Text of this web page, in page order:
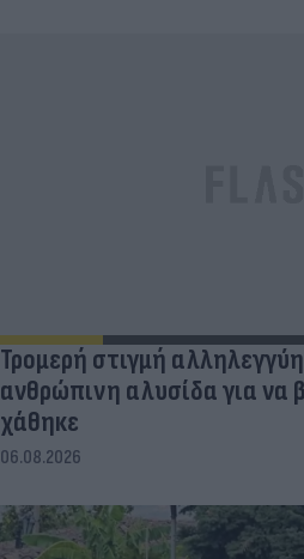
Τρομερή στιγμή
ανθρώπινη αλυσίδα για να
χάθηκε
06.08.2026